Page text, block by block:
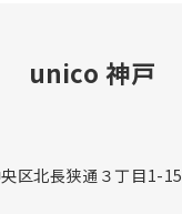
unico 神戸
区北長狭通３丁目1-15